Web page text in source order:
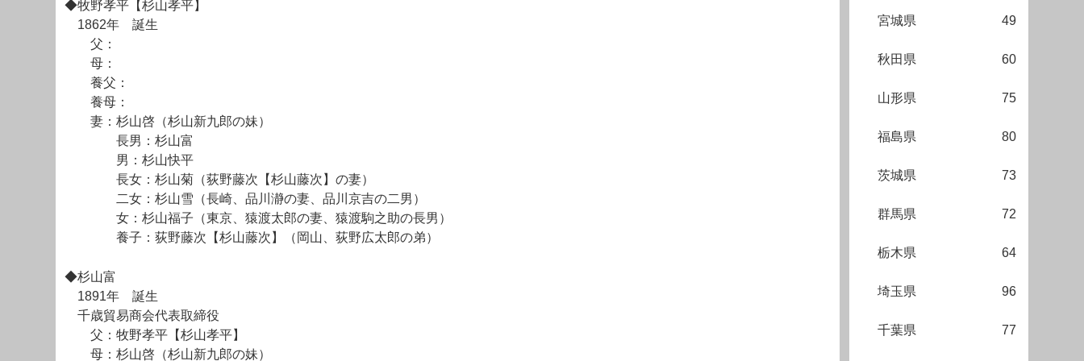
◆牧野孝平【杉山孝平】
1862年 誕生
父：
母：
養父：
養母：
妻：杉山啓（杉山新九郎の妹）
長男：杉山富
男：杉山快平
長女：杉山菊（荻野藤次【杉山藤次】の妻）
二女：杉山雪（長崎、品川瀞の妻、品川京吉の二男）
女：杉山福子（東京、猿渡太郎の妻、猿渡駒之助の長男）
養子：荻野藤次【杉山藤次】（岡山、荻野広太郎の弟）
◆杉山富
1891年 誕生
千歳貿易商会代表取締役
父：牧野孝平【杉山孝平】
母：杉山啓（杉山新九郎の妹）
宮城県 49
秋田県 60
山形県 75
福島県 80
茨城県 73
群馬県 72
栃木県 64
埼玉県 96
千葉県 77